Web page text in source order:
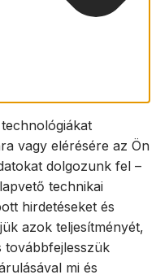
vagy elérésére az Ön
dolgozunk fel –
technikai
hirdetéseket és
azok teljesítményét,
továbbfejlesszük
mi és